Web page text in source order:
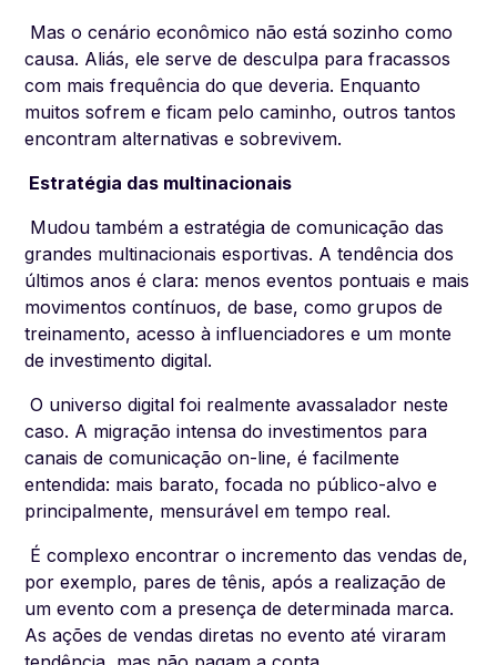
Mas o cenário econômico não está sozinho como
causa. Aliás, ele serve de desculpa para fracassos
com mais frequência do que deveria. Enquanto
muitos sofrem e ficam pelo caminho, outros tantos
encontram alternativas e sobrevivem.
Estratégia das multinacionais
Mudou também a estratégia de comunicação das
grandes multinacionais esportivas. A tendência dos
últimos anos é clara: menos eventos pontuais e mais
movimentos contínuos, de base, como grupos de
treinamento, acesso à influenciadores e um monte
de investimento digital.
O universo digital foi realmente avassalador neste
caso. A migração intensa do investimentos para
canais de comunicação on-line, é facilmente
entendida: mais barato, focada no público-alvo e
principalmente, mensurável em tempo real.
É complexo encontrar o incremento das vendas de,
por exemplo, pares de tênis, após a realização de
um evento com a presença de determinada marca.
As ações de vendas diretas no evento até viraram